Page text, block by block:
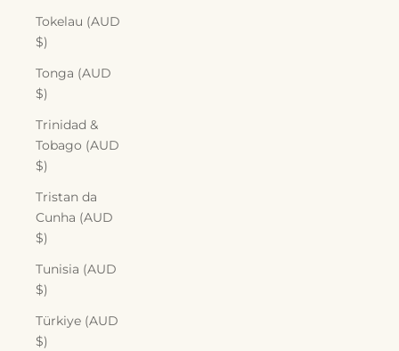
Tokelau (AUD
$)
Tonga (AUD
$)
Trinidad &
Tobago (AUD
$)
Tristan da
Cunha (AUD
$)
Tunisia (AUD
$)
Türkiye (AUD
$)